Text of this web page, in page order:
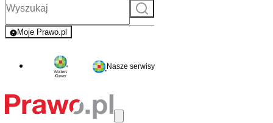
Szukaj
Moje Prawo.pl
- rejestracja i logowanie do serwisu
Nasze serwisy